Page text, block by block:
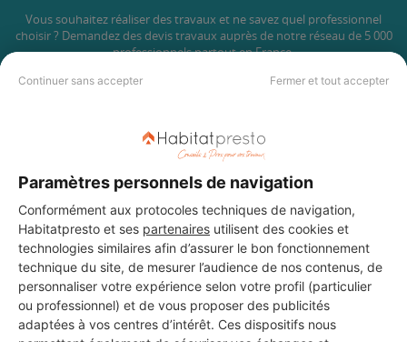
Continuer sans accepter Fermer et tout accepter
Paramètres personnels de navigation
Conformément aux protocoles techniques de navigation,
Habitatpresto et ses partenaires utilisent des cookies et
technologies similaires afin d’assurer le bon fonctionnement
technique du site, de mesurer l’audience de nos contenus, de
personnaliser votre expérience selon votre profil (particulier
ou professionnel) et de vous proposer des publicités
adaptées à vos centres d’intérêt. Ces dispositifs nous
Vous souhaitez réaliser des travaux et ne savez quel professionnel
choisir ? Demandez des devis travaux auprès de notre réseau de 5 000
professionnels partout en France.
DEMANDER UN DEVIS